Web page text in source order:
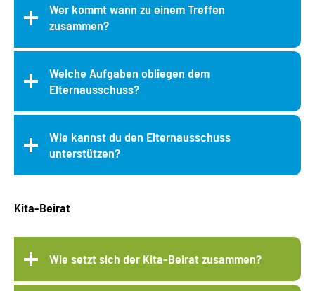
Wer kommt wann zu einem Treffen
zusammen?
Welche Aufgaben obliegen dem
Elternausschuss?
Wie kannst du den Elternausschuss
unterstützen?
Kita-Beirat
Wie setzt sich der Kita-Beirat zusammen?